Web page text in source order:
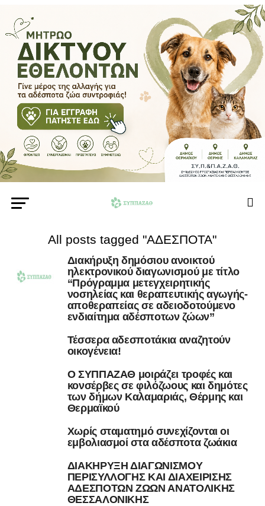
All posts tagged "ΑΔΕΣΠΟΤΑ"
Διακήρυξη δημόσιου ανοικτού
ηλεκτρονικού διαγωνισμού με τίτλο
“Πρόγραμμα μετεγχειρητικής
νοσηλείας και θεραπευτικής αγωγής-
αποθεραπείας σε αδειοδοτούμενο
ενδιαίτημα αδέσποτων ζώων”
Τέσσερα αδεσποτάκια αναζητούν
οικογένεια!
Ο ΣΥΠΠΑΖΑΘ μοιράζει τροφές και
κονσέρβες σε φιλόζωους και δημότες
των δήμων Καλαμαριάς, Θέρμης και
Θερμαϊκού
Χωρίς σταματημό συνεχίζονται οι
εμβολιασμοί στα αδέσποτα ζωάκια
ΔΙΑΚΗΡΥΞΗ ΔΙΑΓΩΝΙΣΜΟΥ
ΠΕΡΙΣΥΛΛΟΓΗΣ ΚΑΙ ΔΙΑΧΕΙΡΙΣΗΣ
ΑΔΕΣΠΟΤΩΝ ΖΩΩΝ ΑΝΑΤΟΛΙΚΗΣ
ΘΕΣΣΑΛΟΝΙΚΗΣ